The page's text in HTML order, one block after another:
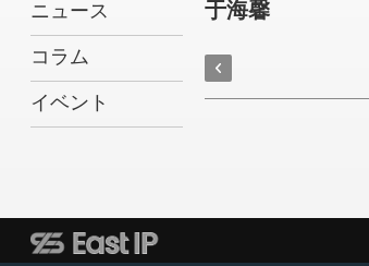
ニュース
コラム
イベント
于海馨